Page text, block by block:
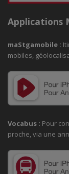
Applications
maStgamobile :
mobiles,
Vocabus : Pour
proche, via une